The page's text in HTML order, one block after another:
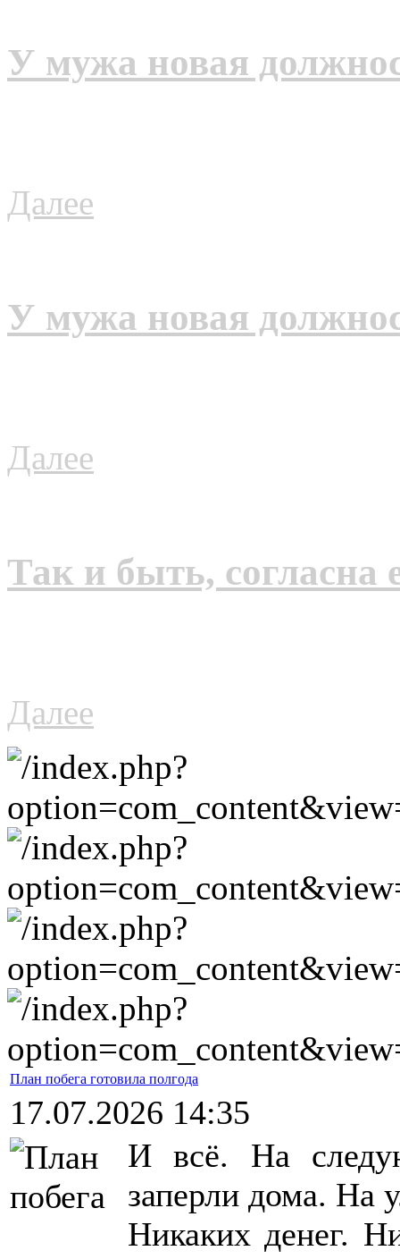
У мужа новая
Далее
У мужа новая
Далее
Так и быть, согласна
Далее
План побега готовила полгода
17.07.2026 14:35
И всё. На
заперли дома. На
Никаких денег.